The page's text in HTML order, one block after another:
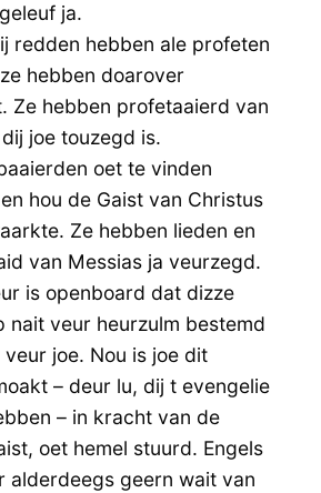
ja.
redden hebben ale profeten
hebben doarover
Ze hebben profetaaierd van
joe touzegd is.
oet te vinden
hou de Gaist van Christus
Ze hebben lieden en
van Messias ja veurzegd.
is openboard dat dizze
nait veur heurzulm bestemd
joe. Nou is joe dit
– deur lu, dij t evengelie
– in kracht van de
oet hemel stuurd. Engels
alderdeegs geern wait van